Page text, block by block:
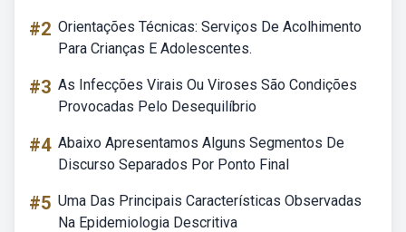
#2 Orientações Técnicas: Serviços De Acolhimento
Para Crianças E Adolescentes.
#3 As Infecções Virais Ou Viroses São Condições
Provocadas Pelo Desequilíbrio
#4 Abaixo Apresentamos Alguns Segmentos De
Discurso Separados Por Ponto Final
#5 Uma Das Principais Características Observadas
Na Epidemiologia Descritiva